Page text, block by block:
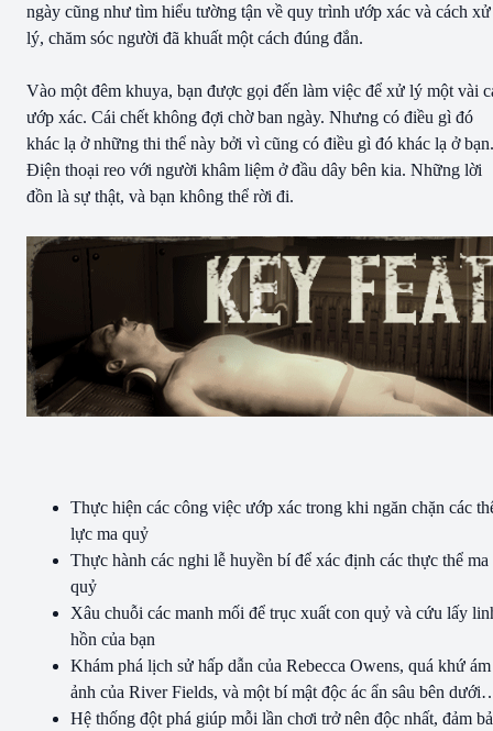
ngày cũng như tìm hiểu tường tận về quy trình ướp xác và cách xử
lý, chăm sóc người đã khuất một cách đúng đắn.
Vào một đêm khuya, bạn được gọi đến làm việc để xử lý một vài
ướp xác. Cái chết không đợi chờ ban ngày. Nhưng có điều gì đó
khác lạ ở những thi thể này bởi vì cũng có điều gì đó khác lạ ở bạn.
Điện thoại reo với người khâm liệm ở đầu dây bên kia. Những lời
đồn là sự thật, và bạn không thể rời đi.
Thực hiện các công việc ướp xác trong khi ngăn chặn các
lực ma quỷ
Thực hành các nghi lễ huyền bí để xác định các thực thể ma
quỷ
Xâu chuỗi các manh mối để trục xuất con quỷ và cứu lấy
hồn của bạn
Khám phá lịch sử hấp dẫn của Rebecca Owens, quá khứ ám
ảnh của River Fields, và một bí mật độc ác ẩn sâu bên
Hệ thống đột phá giúp mỗi lần chơi trở nên độc nhất, đảm